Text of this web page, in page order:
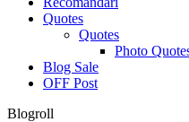
Quotes
Quotes
Photo
Blog Sale
OFF Post
Blogroll